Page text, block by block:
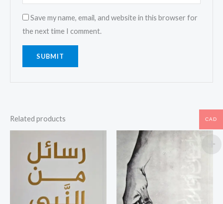
Save my name, email, and website in this browser for
the next time I comment.
Related products CAD